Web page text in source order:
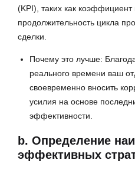
(KPI), таких как коэффициент
продолжительность цикла
сделки.
Почему это лучше:
реального времени ваш
своевременно вносить
усилия на основе
эффективности.
b. Определение
эффективных